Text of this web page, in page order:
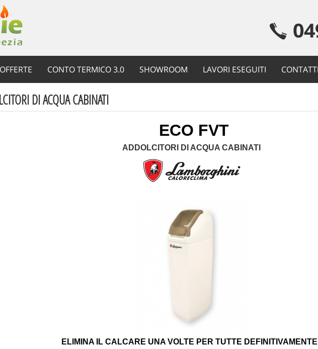
OFFERTE CONTO TERMICO 3.0 SHOWROOM LAVORI ESEGUITI CONTATTI
DI ACQUA CABINATI
ECO FVT
ADDOLCITORI DI ACQUA CABINATI
ELIMINA IL CALCARE UNA VOLTE PER TUTTE